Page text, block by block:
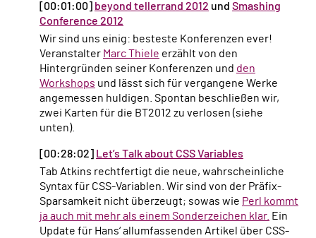
[00:01:00] beyond tellerrand 2012 und Smashing
Conference 2012
Wir sind uns einig: besteste Konferenzen ever!
Veranstalter Marc Thiele erzählt von den
Hintergründen seiner Konferenzen und den
Workshops und lässt sich für vergangene Werke
angemessen huldigen. Spontan beschließen wir,
zwei Karten für die BT2012 zu verlosen (siehe
unten).
[00:28:02] Let’s Talk about CSS Variables
Tab Atkins rechtfertigt die neue, wahrscheinliche
Syntax für CSS-Variablen. Wir sind von der Präfix-
Sparsamkeit nicht überzeugt; sowas wie Perl kommt
ja auch mit mehr als einem Sonderzeichen klar. Ein
Update für Hans‘ allumfassenden Artikel über CSS-